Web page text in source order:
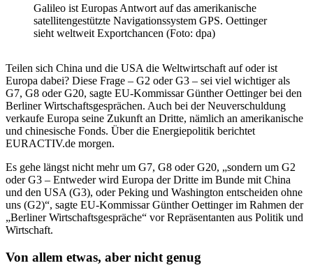
Galileo ist Europas Antwort auf das amerikanische
satellitengestützte Navigationssystem GPS. Oettinger
sieht weltweit Exportchancen (Foto: dpa)
Teilen sich China und die USA die Weltwirtschaft auf oder ist
Europa dabei? Diese Frage – G2 oder G3 – sei viel wichtiger als
G7, G8 oder G20, sagte EU-Kommissar Günther Oettinger bei den
Berliner Wirtschaftsgesprächen. Auch bei der Neuverschuldung
verkaufe Europa seine Zukunft an Dritte, nämlich an amerikanische
und chinesische Fonds. Über die Energiepolitik berichtet
EURACTIV.de morgen.
Es gehe längst nicht mehr um G7, G8 oder G20, „sondern um G2
oder G3 – Entweder wird Europa der Dritte im Bunde mit China
und den USA (G3), oder Peking und Washington entscheiden ohne
uns (G2)“, sagte EU-Kommissar Günther Oettinger im Rahmen der
„Berliner Wirtschaftsgespräche“ vor Repräsentanten aus Politik und
Wirtschaft.
Von allem etwas, aber nicht genug